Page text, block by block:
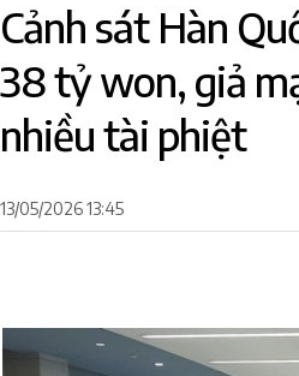
Cảnh sát Hàn
38 tỷ won, giả
nhiều tài phiệt
13/05/2026 13:45